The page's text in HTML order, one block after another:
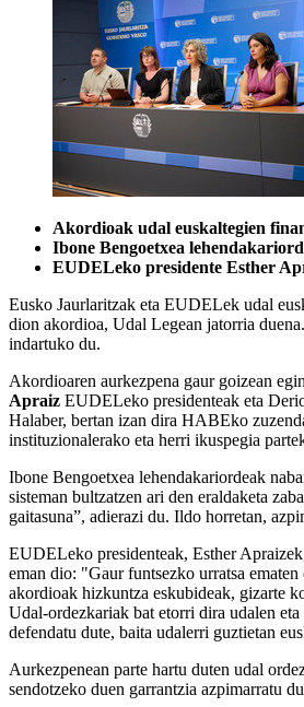
Akordioak udal euskaltegien
Ibone Bengoetxea
EUDELeko presidente Esther
Eusko Jaurlaritzak eta EUDELek udal
dion akordioa, Udal Legean jatorria
indartuko du.
Akordioaren aurkezpena gaur goizean
Apraiz EUDELeko presidenteak eta
Halaber, bertan izan dira HABEko
instituzionalerako eta herri ikuspegia
Ibone Bengoetxea lehendakariordeak
sisteman bultzatzen ari den eraldaketa
gaitasuna”, adierazi du. Ildo horretan,
EUDELeko presidenteak, Esther
eman dio: "Gaur funtsezko urratsa
akordioak hizkuntza eskubideak, gizarte
Udal-ordezkariak bat etorri dira udalen
defendatu dute, baita udalerri guztietan
Aurkezpenean parte hartu duten udal
sendotzeko duen garrantzia azpimarratu